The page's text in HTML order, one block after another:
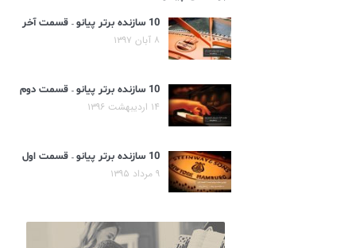
10 سازنده برتر پیانو – قسمت آخر
۸ آبان ۱۳۹۷
10 سازنده برتر پیانو – قسمت دوم
۱۴ اردیبهشت ۱۳۹۶
10 سازنده برتر پیانو – قسمت اول
۹ مرداد ۱۳۹۵